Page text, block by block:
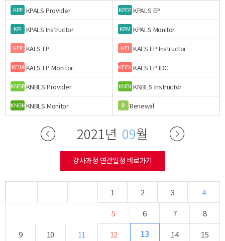
KPP KPALS Provider KPEP KPALS EP
KPI KPALS Instructor KPM KPALS Monitor
KEP KALS EP KEI KALS EP Instructor
KEIM KALS EP Monitor KEIDCKALS EP IDC
KNBPKNBLS Provider KNBI KNBLS Instructor
KNBMKNBLS Monitor R Renewal
2021년 09월
강사과정 연간일정 바로가기
1 2 3
4
5
6 7
8
9
10 11 12 13 14
15